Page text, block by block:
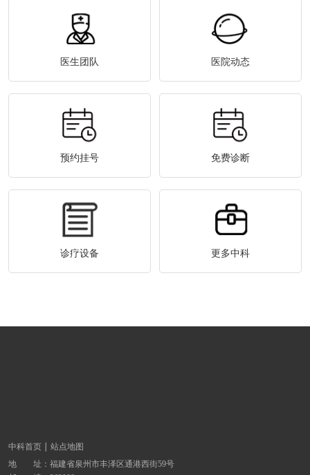
医生团队 医院动态
预约挂号 免费诊断
诊疗设备 更多中科
中科首页
站点地图
地 址： 福建省泉州市丰泽区通港西街59号